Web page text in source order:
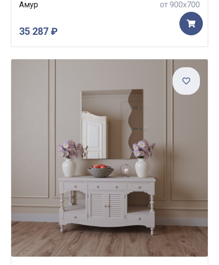
Амур от 900x700
35 287 ₽